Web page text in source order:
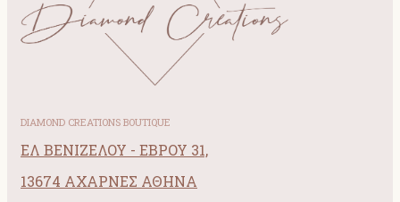
DIAMOND CREATIONS BOUTIQUE
ΕΛ ΒΕΝΙΖΕΛΟΥ - ΕΒΡΟΥ 31,
13674 ΑΧΑΡΝΕΣ ΑΘΗΝΑ